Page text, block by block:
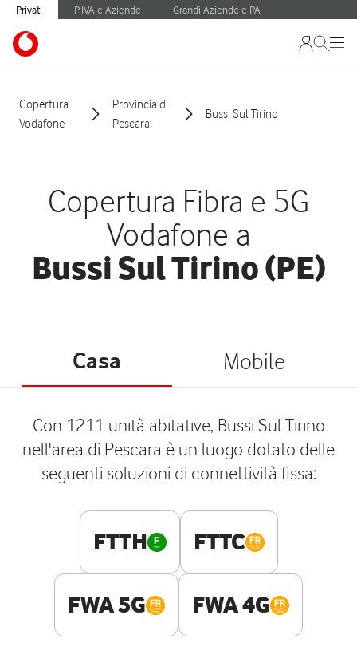
Privati P.IVA e Aziende Grandi Aziende e PA
Copertura
Vodafone
Provincia di
Pescara
Bussi Sul Tirino
Copertura Fibra e 5G
Vodafone a
Bussi Sul Tirino (PE)
Casa Mobile
Con 1211 unità abitative, Bussi Sul Tirino
nell'area di Pescara è un luogo dotato delle
seguenti soluzioni di connettività fissa:
FTTH FTTC
FWA 5G FWA 4G